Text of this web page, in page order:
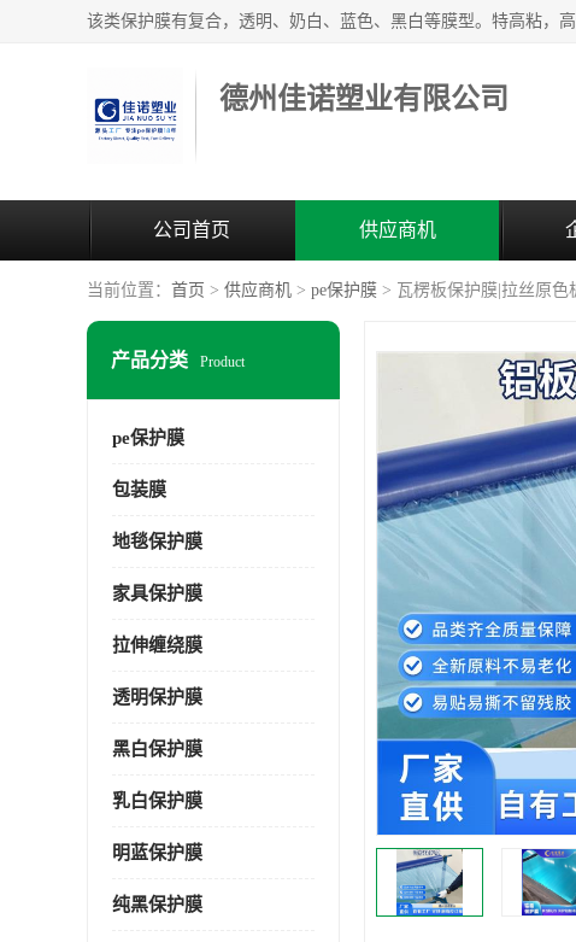
德州佳诺塑业有限公司
公司首页 供应商机
当前位置： 首页 > 供应商机 > pe保护膜 > 瓦楞板保护膜|拉丝原色
产品分类 Product
pe保护膜
包装膜
地毯保护膜
家具保护膜
拉伸缠绕膜
透明保护膜
黑白保护膜
乳白保护膜
明蓝保护膜
纯黑保护膜